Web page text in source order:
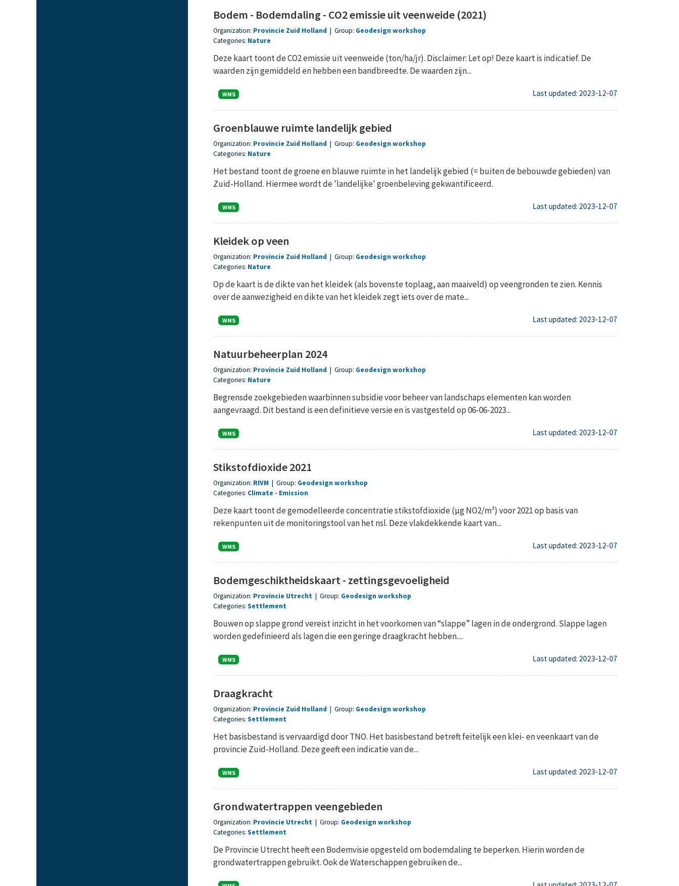
Bodem - Bodemdaling - CO2 emissie uit veenweide (2021)
Organization: Provincie Zuid Holland | Group: Geodesign workshop
Categories: Nature
Deze kaart toont de CO2 emissie uit veenweide (ton/ha/jr). Disclaimer: Let op! Deze kaart is indicatief. De
waarden zijn gemiddeld en hebben een bandbreedte. De waarden zijn...
WMS Last updated: 2023-12-07
Groenblauwe ruimte landelijk gebied
Organization: Provincie Zuid Holland | Group: Geodesign workshop
Categories: Nature
Het bestand toont de groene en blauwe ruimte in het landelijk gebied (= buiten de bebouwde gebieden) van
Zuid-Holland. Hiermee wordt de 'landelijke' groenbeleving gekwantificeerd.
WMS Last updated: 2023-12-07
Kleidek op veen
Organization: Provincie Zuid Holland | Group: Geodesign workshop
Categories: Nature
Op de kaart is de dikte van het kleidek (als bovenste toplaag, aan maaiveld) op veengronden te zien. Kennis
over de aanwezigheid en dikte van het kleidek zegt iets over de mate...
WMS Last updated: 2023-12-07
Natuurbeheerplan 2024
Organization: Provincie Zuid Holland | Group: Geodesign workshop
Categories: Nature
Begrensde zoekgebieden waarbinnen subsidie voor beheer van landschaps elementen kan worden
aangevraagd. Dit bestand is een definitieve versie en is vastgesteld op 06-06-2023...
WMS Last updated: 2023-12-07
Stikstofdioxide 2021
Organization: RIVM | Group: Geodesign workshop
Categories: Climate Emission
Deze kaart toont de gemodelleerde concentratie stikstofdioxide (µg NO2/m³) voor 2021 op basis van
rekenpunten uit de monitoringstool van het nsl. Deze vlakdekkende kaart van...
WMS Last updated: 2023-12-07
Bodemgeschiktheidskaart - zettingsgevoeligheid
Organization: Provincie Utrecht | Group: Geodesign workshop
Categories: Settlement
Bouwen op slappe grond vereist inzicht in het voorkomen van “slappe” lagen in de ondergrond. Slappe lagen
worden gedefinieerd als lagen die een geringe draagkracht hebben....
WMS Last updated: 2023-12-07
Draagkracht
Organization: Provincie Zuid Holland | Group: Geodesign workshop
Categories: Settlement
Het basisbestand is vervaardigd door TNO. Het basisbestand betreft feitelijk een klei- en veenkaart van de
provincie Zuid-Holland. Deze geeft een indicatie van de...
WMS Last updated: 2023-12-07
Grondwatertrappen veengebieden
Organization: Provincie Utrecht | Group: Geodesign workshop
Categories: Settlement
De Provincie Utrecht heeft een Bodemvisie opgesteld om bodemdaling te beperken. Hierin worden de
grondwatertrappen gebruikt. Ook de Waterschappen gebruiken de...